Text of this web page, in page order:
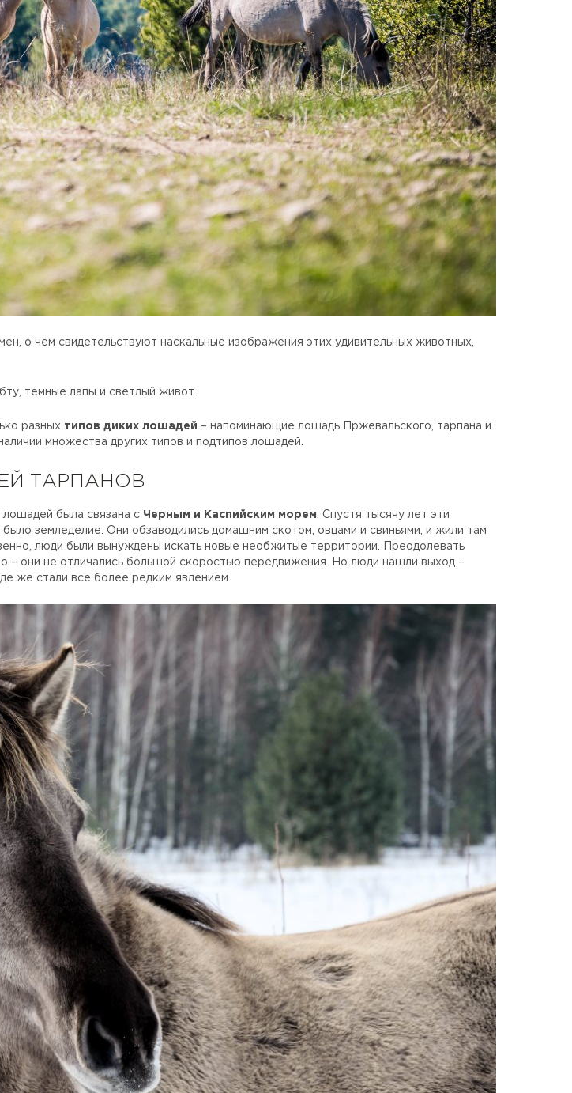
о чем свидетельствуют наскальные изображения этих удивительных животных,
темные лапы и светлый живот.
разных типов диких лошадей – напоминающие лошадь Пржевальского, тарпана и
множества других типов и подтипов лошадей.
ТАРПАНОВ
лошадей была связана с Черным и Каспийским морем . Спустя тысячу лет эти
земледелие. Они обзаводились домашним скотом, овцами и свиньями, и жили там
люди были вынуждены искать новые необжитые территории. Преодолевать
– они не отличались большой скоростью передвижения. Но люди нашли выход –
же стали все более редким явлением.